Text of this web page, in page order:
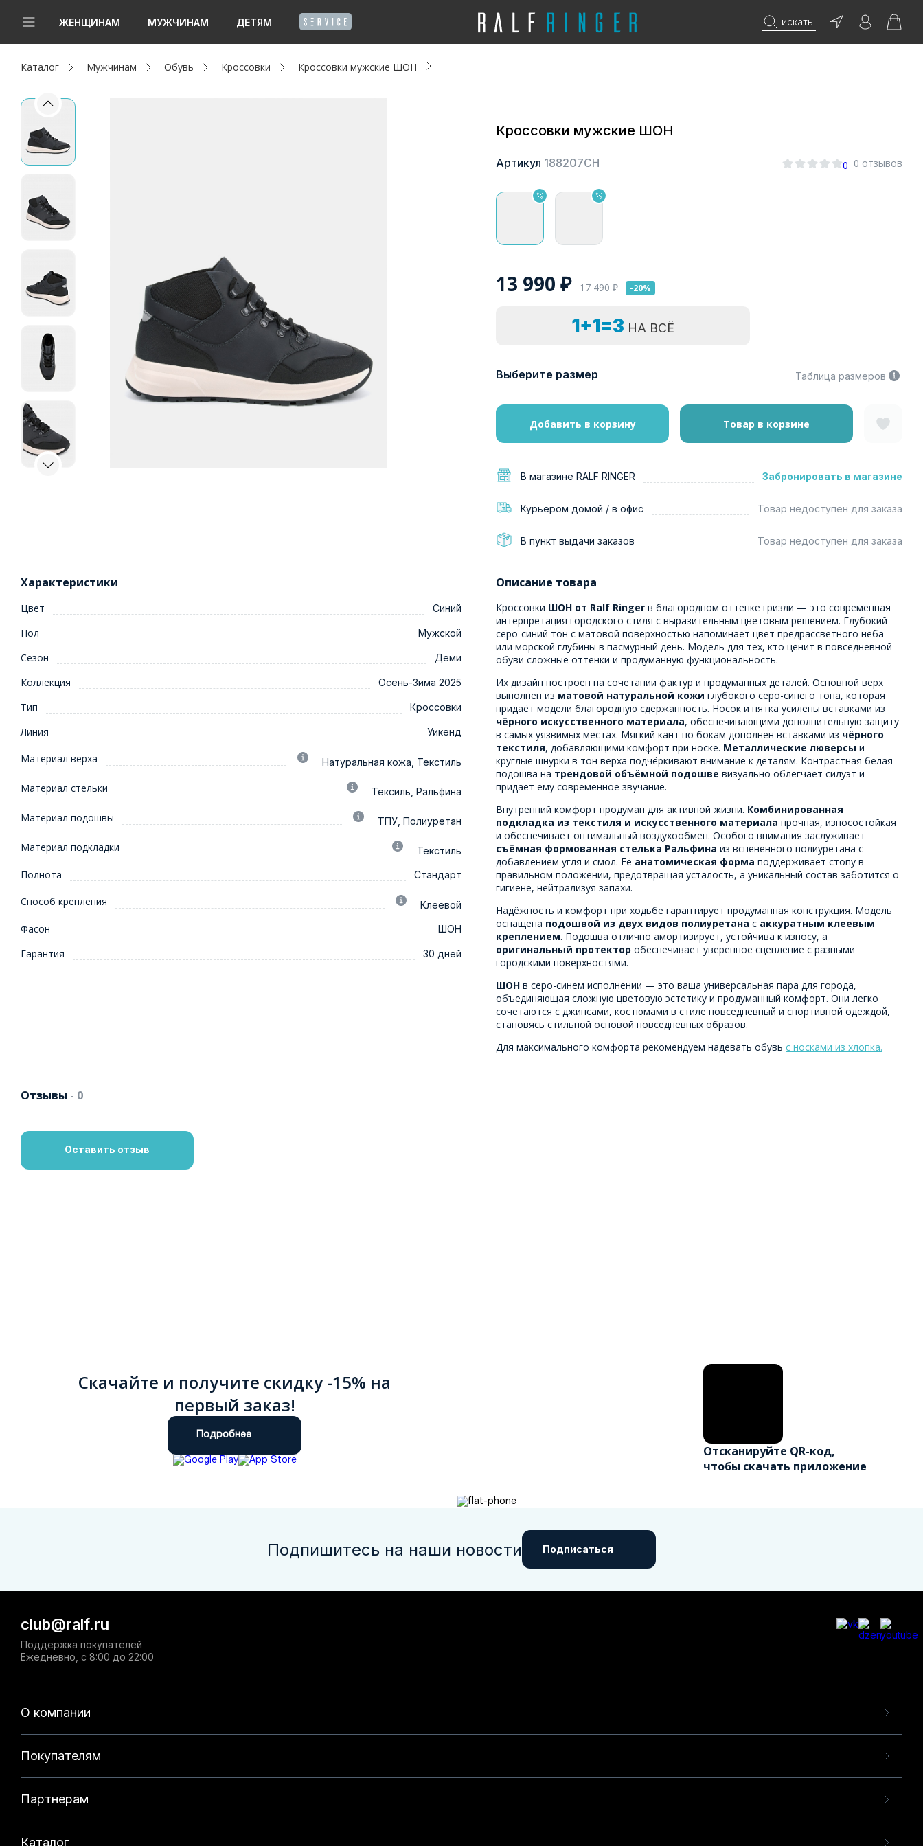
ЖЕНЩИНАМ МУЖЧИНАМ ДЕТЯМ искать
Новинки
Женщинам
Мужчинам
Капсула
Акции / Новости
Адреса магазинов
Каталог Мужчинам Обувь Кроссовки Кроссовки мужские ШОН
Кроссовки мужские ШОН
Артикул 188207СН 0 0 отзывов
13 990 ₽ 17 490₽ -20%
1+1=3 НА ВСЁ
Выберите размер Таблица размеров
Добавить в корзину Товар в корзине
В магазине RALF RINGER Забронировать в магазине
Курьером домой / в офис Товар недоступен для заказа
В пункт выдачи заказов Товар недоступен для заказа
Характеристики
Цвет Синий
Пол Мужской
Сезон Деми
Коллекция Осень-Зима 2025
Тип Кроссовки
Линия Уикенд
Материал верха Натуральная кожа, Текстиль
Материал стельки Тексиль, Ральфина
Материал подошвы ТПУ, Полиуретан
Материал подкладки Текстиль
Полнота Стандарт
Способ крепления Клеевой
Фасон ШОН
Гарантия 30 дней
Описание товара
Кроссовки ШОН от Ralf Ringer в благородном оттенке гризли — это современная
интерпретация городского стиля с выразительным цветовым решением. Глубокий
серо-синий тон с матовой поверхностью напоминает цвет предрассветного неба
или морской глубины в пасмурный день. Модель для тех, кто ценит в повседневной
обуви сложные оттенки и продуманную функциональность.
Их дизайн построен на сочетании фактур и продуманных деталей. Основной верх
выполнен из матовой натуральной кожи глубокого серо-синего тона, которая
придаёт модели благородную сдержанность. Носок и пятка усилены вставками из
чёрного искусственного материала, обеспечивающими дополнительную защиту
в самых уязвимых местах. Мягкий кант по бокам дополнен вставками из чёрного
текстиля, добавляющими комфорт при носке. Металлические люверсы и
круглые шнурки в тон верха подчёркивают внимание к деталям. Контрастная белая
подошва на трендовой объёмной подошве визуально облегчает силуэт и
придаёт ему современное звучание.
Внутренний комфорт продуман для активной жизни. Комбинированная
подкладка из текстиля и искусственного материала прочная, износостойкая
и обеспечивает оптимальный воздухообмен. Особого внимания заслуживает
съёмная формованная стелька Ральфина из вспененного полиуретана с
добавлением угля и смол. Её анатомическая форма поддерживает стопу в
правильном положении, предотвращая усталость, а уникальный состав заботится о
гигиене, нейтрализуя запахи.
Надёжность и комфорт при ходьбе гарантирует продуманная конструкция. Модель
оснащена подошвой из двух видов полиуретана с аккуратным клеевым
креплением. Подошва отлично амортизирует, устойчива к износу, а
оригинальный протектор обеспечивает уверенное сцепление с разными
городскими поверхностями.
ШОН в серо-синем исполнении — это ваша универсальная пара для города,
объединяющая сложную цветовую эстетику и продуманный комфорт. Они легко
сочетаются с джинсами, костюмами в стиле повседневный и спортивной одеждой,
становясь стильной основой повседневных образов.
Для максимального комфорта рекомендуем надевать обувь с носками из хлопка.
Отзывы - 0
Оставить отзыв
Скачайте и получите скидку -15% на
первый заказ!
Подробнее
Отсканируйте QR-код,
чтобы скачать приложение
Подпишитесь на наши новости Подписаться
О компании
Покупателям
Партнерам
Каталог
club@ralf.ru
Поддержка покупателей
Ежедневно, с 8:00 до 22:00